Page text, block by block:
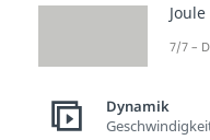
das
Joule
7/7 –
Dynamik